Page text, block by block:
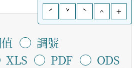
ˊ
ˇ ˋ ^ +
調號
XLS
PDF
ODS